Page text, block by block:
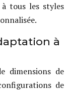
tous les styles
à
dimensions de
de